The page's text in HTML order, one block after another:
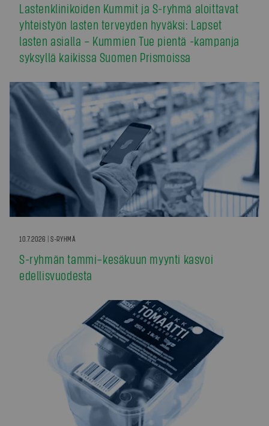
Lastenklinikoiden Kummit ja S-ryhmä aloittavat
yhteistyön lasten terveyden hyväksi: Lapset
lasten asialla – Kummien Tue pientä -kampanja
syksyllä kaikissa Suomen Prismoissa
10.7.2026 | S-RYHMÄ
S-ryhmän tammi–kesäkuun myynti kasvoi
edellisvuodesta